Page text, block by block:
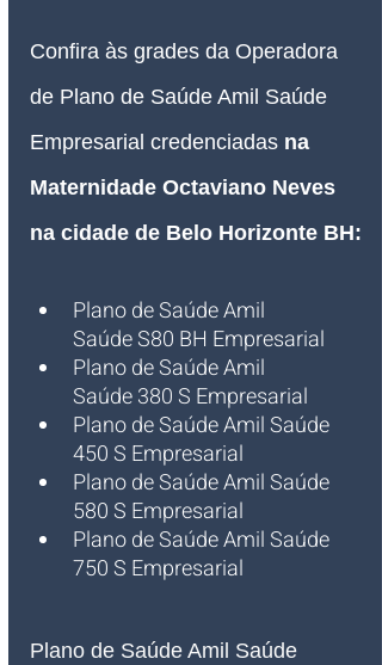
Confira às grades da Operadora
de Plano de Saúde Amil Saúde
Empresarial credenciadas na
Maternidade Octaviano Neves
na cidade de Belo Horizonte BH:
Plano de Saúde Amil
Saúde S80 BH Empresarial
Plano de Saúde Amil
Saúde 380 S Empresarial
Plano de Saúde Amil Saúde
450 S Empresarial
Plano de Saúde Amil Saúde
580 S Empresarial
Plano de Saúde Amil Saúde
750 S Empresarial
Plano de Saúde Amil Saúde